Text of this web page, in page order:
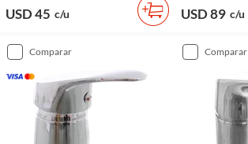
USD 45 c/u USD 89 c/u
comparar comparar